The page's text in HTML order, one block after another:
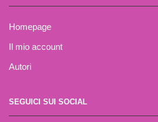
Homepage
Il mio account
Autori
SEGUICI SUI SOCIAL